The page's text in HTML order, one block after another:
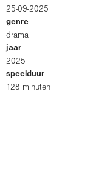
25-09-2025
genre
drama
jaar
2025
speelduur
128 minuten